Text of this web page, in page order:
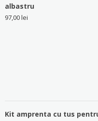
albastru
97,00lei
Kit amprenta cu tus